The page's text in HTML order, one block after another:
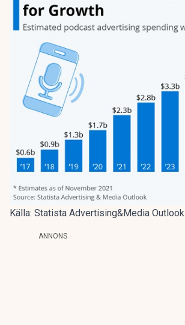
Källa: Statista Advertising&Media Outlook
ANNONS